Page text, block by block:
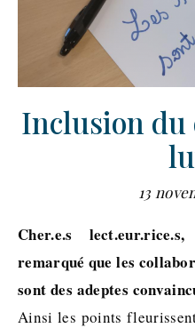
Inclusion du
13
Cher.e.s lect.eur.rice.s, vous avez sans doute
remarqué que les
sont des adeptes
Ainsi les points